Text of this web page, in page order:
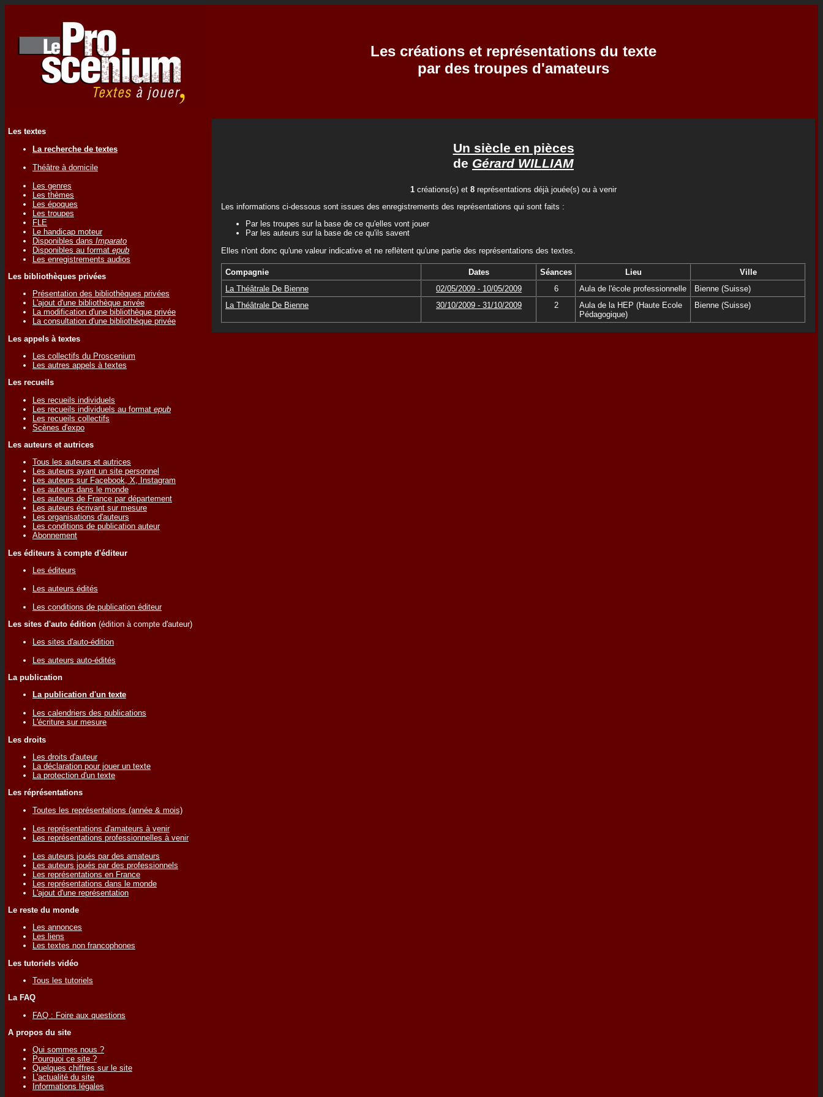
Les créations et représentations du texte
par des troupes d'amateurs
Les textes
La recherche de textes
Théâtre à domicile
Les genres
Les thèmes
Les époques
Les troupes
FLE
Le handicap moteur
Disponibles dans Imparato
Disponibles au format epub
Les enregistrements audios
Les bibliothèques privées
Présentation des bibliothèques privées
L'ajout d'une bibliothèque privée
La modification d'une bibliothèque privée
La consultation d'une bibliothèque privée
Les appels à textes
Les collectifs du Proscenium
Les autres appels à textes
Les recueils
Les recueils individuels
Les recueils individuels au format epub
Les recueils collectifs
Scènes d'expo
Les auteurs et autrices
Tous les auteurs et autrices
Les auteurs ayant un site personnel
Les auteurs sur Facebook, X, Instagram
Les auteurs dans le monde
Les auteurs de France par département
Les auteurs écrivant sur mesure
Les organisations d'auteurs
Les conditions de publication auteur
Abonnement
Les éditeurs à compte d'éditeur
Les éditeurs
Les auteurs édités
Les conditions de publication éditeur
Les sites d'auto édition (édition à compte d'auteur)
Les sites d'auto-édition
Les auteurs auto-édités
La publication
La publication d'un texte
Les calendriers des publications
L'écriture sur mesure
Les droits
Les droits d'auteur
La déclaration pour jouer un texte
La protection d'un texte
Les réprésentations
Toutes les représentations (année & mois)
Les représentations d'amateurs à venir
Les représentations professionnelles à venir
Les auteurs joués par des amateurs
Les auteurs joués par des professionnels
Les représentations en France
Les représentations dans le monde
L'ajout d'une représentation
Le reste du monde
Les annonces
Les liens
Les textes non francophones
Les tutoriels vidéo
Tous les tutoriels
La FAQ
FAQ : Foire aux questions
A propos du site
Qui sommes nous ?
Pourquoi ce site ?
Quelques chiffres sur le site
L'actualité du site
Informations légales
Un siècle en pièces
de Gérard WILLIAM
1 créations(s) et 8 représentations déjà jouée(s) ou à venir
Les informations ci-dessous sont issues des enregistrements des représentations qui sont faits :
Par les troupes sur la base de ce qu'elles vont jouer
Par les auteurs sur la base de ce qu'ils savent
Elles n'ont donc qu'une valeur indicative et ne reflètent qu'une partie des représentations des textes.
Compagnie Dates Séances Lieu
Ville
La Théâtrale De Bienne
02/05/2009 - 10/05/2009 6 Aula de l'école professionnelle
Bienne (Suisse)
La Théâtrale De Bienne
30/10/2009 - 31/10/2009 2
Aula de la HEP (Haute Ecole
Pédagogique)
Bienne (Suisse)